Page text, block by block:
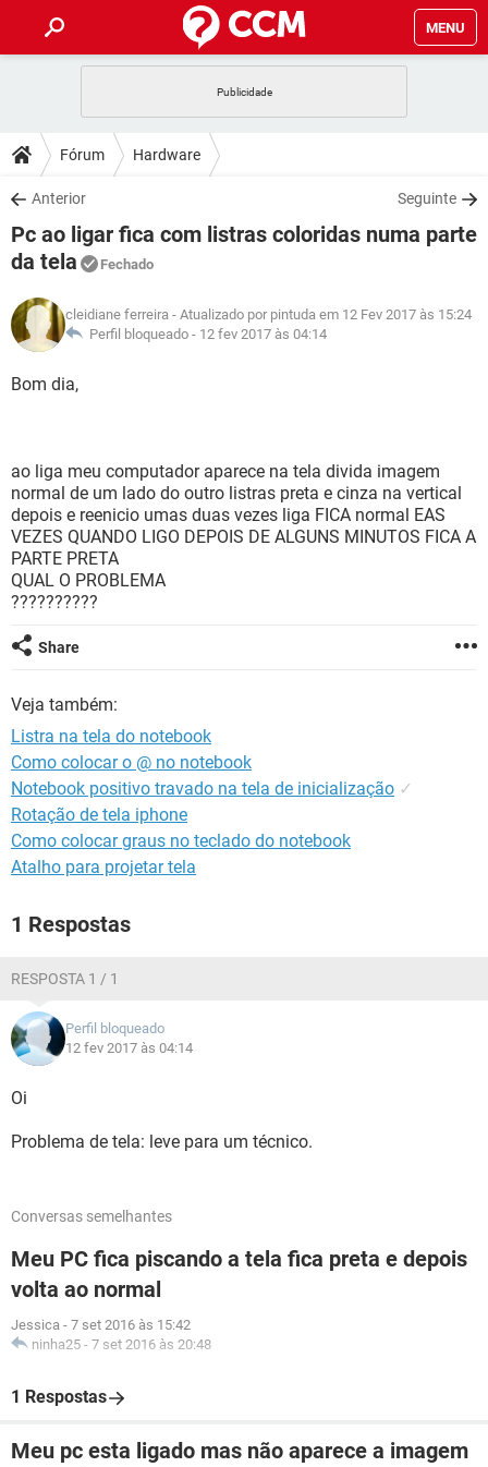
MENU
CELULAR
OUTLOOK
INSTAGRAM GMAIL
GUIA DE COMPRAS
DICAS
JOGOS
OUTLOOK
GUIA DE COMPRAS
DOWNLOADS
JOGOS WHATSAPP
CELULAR
OUTLOOK EXCEL
INSTAGRAM
GUIA DE COMPRAS
FÓRUM
CELULAR FACEBOOK
GLOSSÁRIO
JOGOS
CELULAR
GUIA DE COMPRAS
Fórum Hardware
Anterior Seguinte
Pc ao ligar fica com listras coloridas numa parte
da tela
Fechado
cleidiane ferreira - Atualizado por pintuda em 12 Fev 2017 às 15:24
Perfil bloqueado - 12 fev 2017 às 04:14
Bom dia,
ao liga meu computador aparece na tela divida imagem
normal de um lado do outro listras preta e cinza na vertical
depois e reenicio umas duas vezes liga FICA normal EAS
VEZES QUANDO LIGO DEPOIS DE ALGUNS MINUTOS FICA A
PARTE PRETA
QUAL O PROBLEMA
??????????
Share
Veja também:
Listra na tela do notebook
Como colocar o @ no notebook
Notebook positivo travado na tela de inicialização ✓
Rotação de tela iphone
Como colocar graus no teclado do notebook
Atalho para projetar tela
1 Respostas
RESPOSTA 1 / 1
Perfil bloqueado
12 fev 2017 às 04:14
Oi
Problema de tela: leve para um técnico.
Conversas semelhantes
Meu PC fica piscando a tela fica preta e depois
volta ao normal
Jessica - 7 set 2016 às 15:42
ninha25 - 7 set 2016 às 20:48
1 Respostas
Meu pc esta ligado mas não aparece a imagem